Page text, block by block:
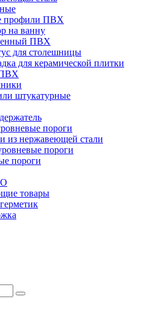
профили ПВХ
на ванну
ПВХ
для столешницы
для керамической плитки
штукатурные
пороги
из нержавеющей стали
пороги
пороги
товары